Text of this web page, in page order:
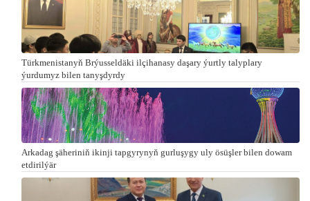
Türkmenistanyň Brýusseldäki ilçihanasy daşary ýurtly talyplary
ýurdumyz bilen tanyşdyrdy
Arkadag şäheriniň ikinji tapgyrynyň gurluşygy uly ösüşler bilen dowam
etdirilýär